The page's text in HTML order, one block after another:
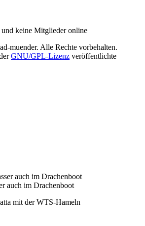
auch im Drachenboot
mit der WTS-Hameln
keine Mitglieder online
muender. Alle Rechte vorbehalten.
GNU/GPL-Lizenz veröffentlichte